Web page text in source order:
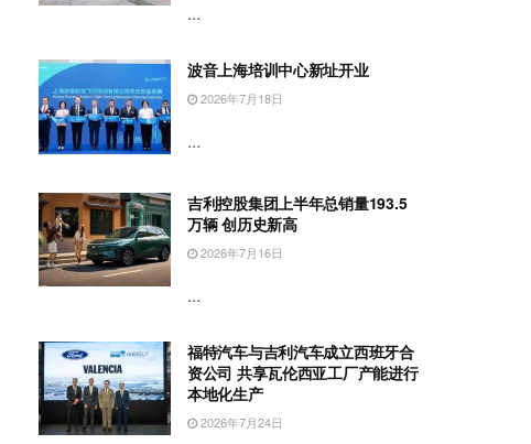
...
波音上海培训中心新址开业
2026年7月18日
...
吉利控股集团上半年总销量193.5
万辆 创历史新高
2026年7月16日
...
福特汽车与吉利汽车成立西班牙合
资公司 共享瓦伦西亚工厂产能进行
本地化生产
2026年7月24日